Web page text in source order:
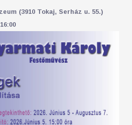
(3910 Tokaj, Serház u. 55.)